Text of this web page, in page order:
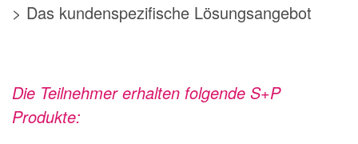
> Das kundenspezifische Lösungsangebot
Die Teilnehmer erhalten folgende S+P
Produkte: